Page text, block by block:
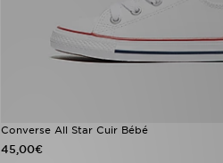
Converse All Star Cuir Bébé
45,00€